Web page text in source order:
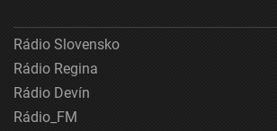
Rádio Slovensko
Rádio Regina
Rádio Devín
Rádio_FM